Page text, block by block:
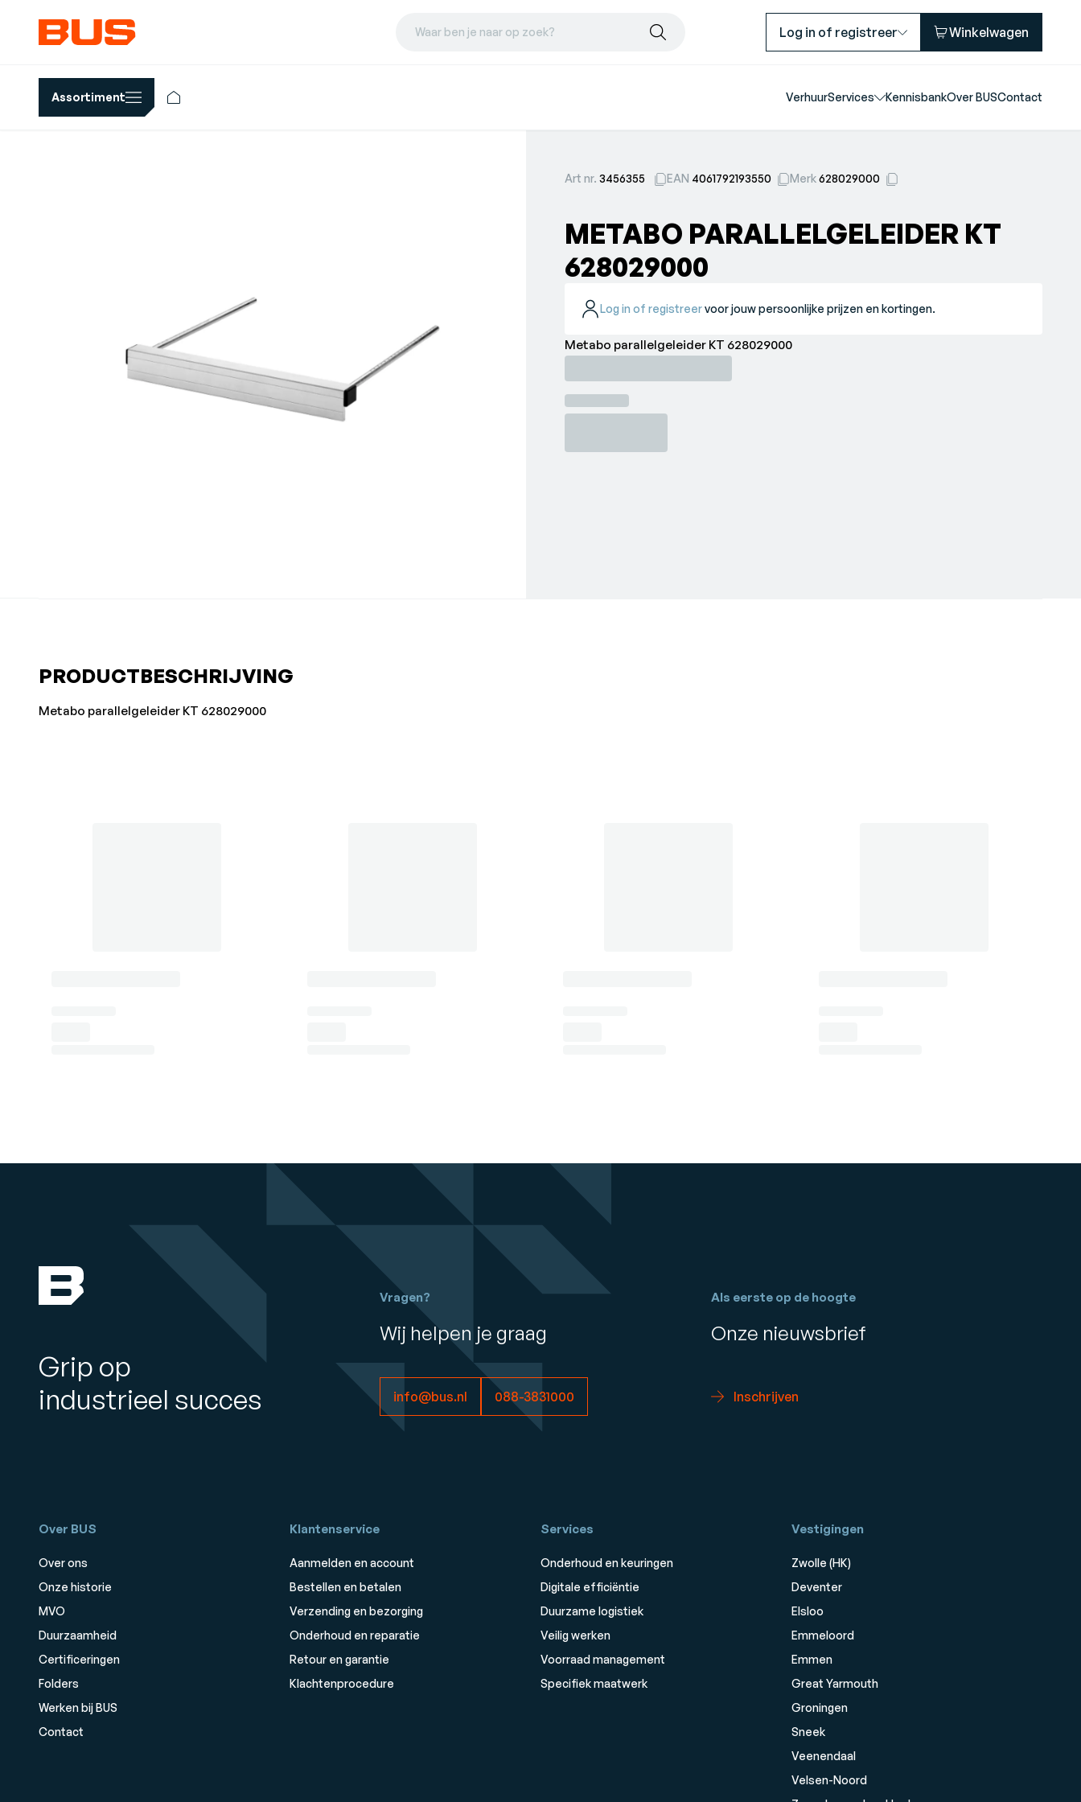
Waar ben je naar op zoek? Log in of registreer Winkelwagen
Assortiment VerhuurServices KennisbankOver BUSContact
Art nr.3456355 EAN 4061792193550 Merk628029000
METABO PARALLELGELEIDER KT
628029000
Log in of registreervoor jouw persoonlijke prijzen en kortingen.
Metabo parallelgeleider KT 628029000
PRODUCTBESCHRIJVING
Metabo parallelgeleider KT 628029000
Grip op
industrieel succes
Vragen?
Wij helpen je graag
info@bus.nl 088-3831000
Als eerste op de hoogte
Onze nieuwsbrief
Inschrijven
Over BUS
Over ons
Onze historie
MVO
Duurzaamheid
Certificeringen
Folders
Werken bij BUS
Contact
Klantenservice
Aanmelden en account
Bestellen en betalen
Verzending en bezorging
Onderhoud en reparatie
Retour en garantie
Klachtenprocedure
Services
Onderhoud en keuringen
Digitale efficiëntie
Duurzame logistiek
Veilig werken
Voorraad management
Specifiek maatwerk
Vestigingen
Zwolle (HK)
Deventer
Elsloo
Emmeloord
Emmen
Great Yarmouth
Groningen
Sneek
Veenendaal
Velsen-Noord